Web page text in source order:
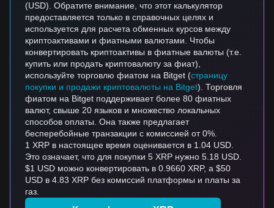
(USD). Обратите внимание, что этот калькулятор
предоставляется только в справочных целях и
используется для расчета обменных курсов между
криптоактивами и фиатными валютами. Чтобы
конвертировать криптоактивы в фиатные валюты (т.е.
купить или продать криптовалюту за фиат),
используйте торговлю фиатом на Bitget (страницу
покупки и продажи криптовалюты на Bitget). Торговля
фиатом на Bitget поддерживает более 80 фиатных
валют, свыше 20 языков и множество локальных
способов оплаты. Она также предлагает
бесперебойные транзакции с комиссией от 0%.
1 XRP в настоящее время оценивается в 1.04 USD.
Это означает, что для покупки 5 XRP нужно 5.18 USD.
$1 USD можно конвертировать в 0.9660 XRP, а $50
USD в 4.83 XRP без комиссий платформы и платы за
газ.